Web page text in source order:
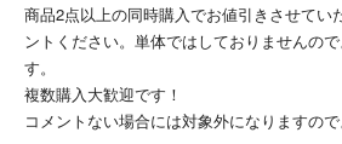
商品2点以上の同時購入でお値引きさせてい
ントください。単体ではしておりませんの
す。
複数購入大歓迎です！
コメントない場合には対象外になりますの